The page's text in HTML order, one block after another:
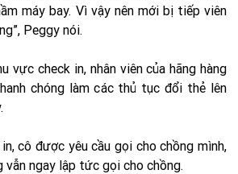
máy bay. Vì vậy nên mới bị tiếp viên
Peggy nói.
vực check in, nhân viên của hãng hàng
chóng làm các thủ tục đổi thẻ lên
cô được yêu cầu gọi cho chồng mình,
vẫn ngay lập tức gọi cho chồng.